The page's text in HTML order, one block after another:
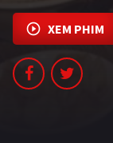
PHIM MỚI
PHIM BỘ
PHIM LẺ
XEM PHIM